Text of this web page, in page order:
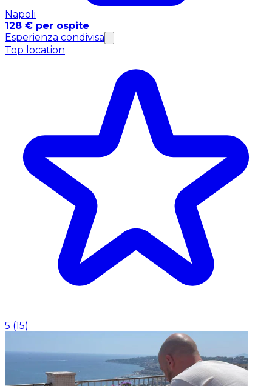
Napoli
128 € per ospite
Esperienza condivisa
Top location
5 (15)